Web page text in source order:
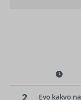
Evo kakvo